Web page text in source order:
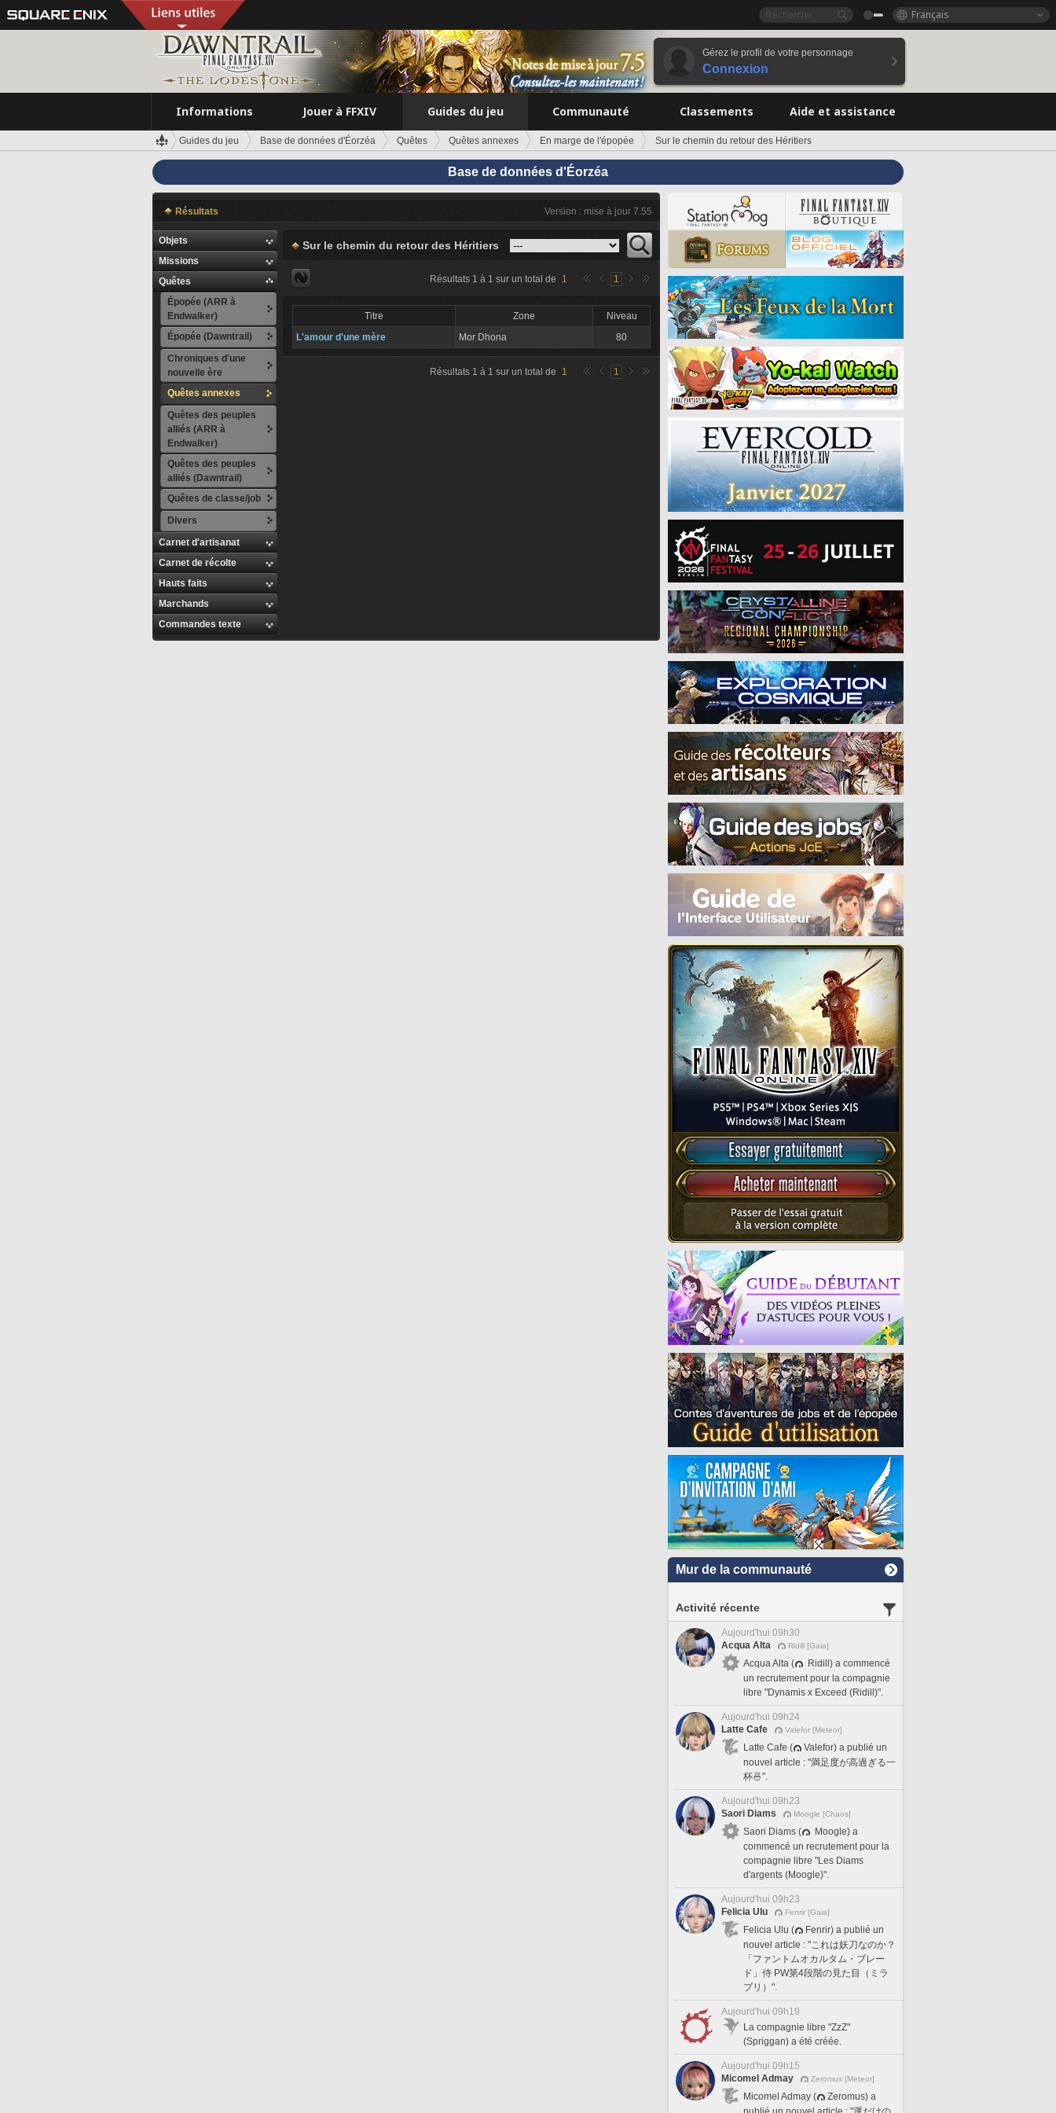
Français
Gérez le profil de votre personnage
Connexion
Informations Jouer à FFXIV Guides du jeu Communauté Classements Aide et assistance
Guides du jeu Base de données d'Éorzéa Quêtes Quêtes annexes En marge de l'épopée Sur le chemin du retour des Héritiers
Base de données d'Éorzéa
Résultats Version : mise à jour 7.55
Objets
Missions
Quêtes
Épopée (ARR à
Endwalker)
Épopée (Dawntrail)
Chroniques d'une
nouvelle ère
Quêtes annexes
Quêtes des peuples
alliés (ARR à
Endwalker)
Quêtes des peuples
alliés (Dawntrail)
Quêtes de classe/job
Divers
Carnet d'artisanat
Carnet de récolte
Hauts faits
Marchands
Commandes texte
Sur le chemin du retour des Héritiers
Résultats 1 à 1 sur un total de 1 1
Titre Zone
Niveau
L'amour d'une mère
Mor Dhona 80
Résultats 1 à 1 sur un total de 1 1
Mur de la communauté
Activité récente
Aujourd'hui 09h30
Acqua Alta
Ridill [Gaia]
Acqua Alta (
Ridill) a commencé
un recrutement pour la compagnie
libre "Dynamis x Exceed (Ridill)".
Aujourd'hui 09h24
Latte Cafe
Valefor [Meteor]
Latte Cafe (
Valefor) a publié un
nouvel article : "満足度が高過ぎる一
杯🍜".
Aujourd'hui 09h23
Saori Diams
Moogle [Chaos]
Saori Diams (
Moogle) a
commencé un recrutement pour la
compagnie libre "Les Diams
d'argents (Moogle)".
Aujourd'hui 09h23
Felicia Ulu
Fenrir [Gaia]
Felicia Ulu (
Fenrir) a publié un
nouvel article : "これは妖刀なのか？
「ファントムオカルタム・ブレー
ド」侍 PW第4段階の見た目（ミラ
プリ）".
Aujourd'hui 09h19
La compagnie libre "ZzZ"
(Spriggan) a été créée.
Aujourd'hui 09h15
Micomel Admay
Zeromus [Meteor]
Micomel Admay (
Zeromus) a